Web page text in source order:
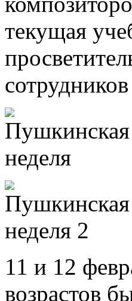
текущая
11 и 12
возрастов